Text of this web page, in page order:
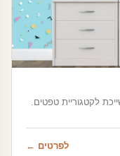
לקטגוריית טפטים.
לפרטים ←